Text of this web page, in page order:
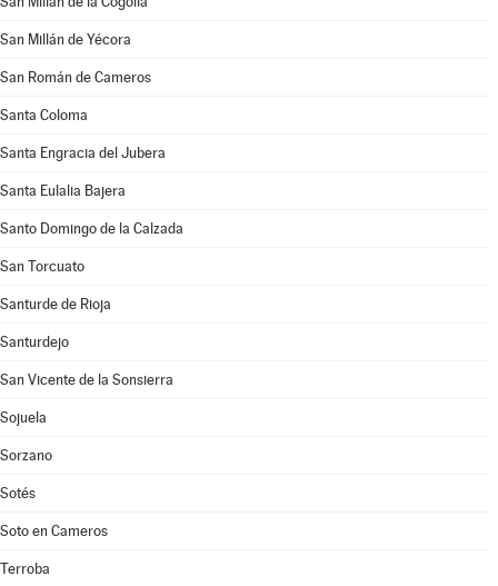
San Millán de Yécora
San Román de Cameros
Santa Coloma
Santa Engracia del Jubera
Santa Eulalia Bajera
Santo Domingo de la Calzada
San Torcuato
Santurde de Rioja
Santurdejo
San Vicente de la Sonsierra
Sojuela
Sorzano
Sotés
Soto en Cameros
Terroba